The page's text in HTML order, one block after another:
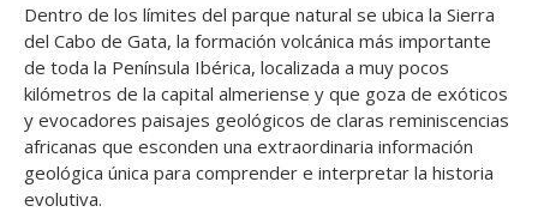
Dentro de los límites del parque natural se ubica la Sierra
del Cabo de Gata, la formación volcánica más importante
de toda la Península Ibérica, localizada a muy pocos
kilómetros de la capital almeriense y que goza de exóticos
y evocadores paisajes geológicos de claras reminiscencias
africanas que esconden una extraordinaria información
geológica única para comprender e interpretar la historia
evolutiva.